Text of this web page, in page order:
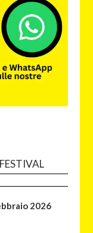
2026